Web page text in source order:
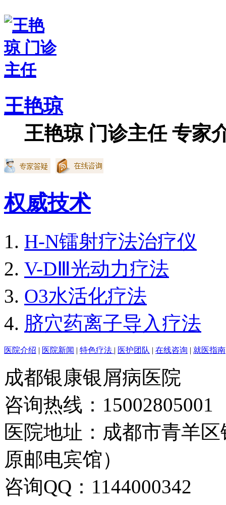
王艳琼
王艳琼 门诊主任 专家
权威技术
H-N镭射疗法治疗仪
V-DⅢ光动力疗法
O3水活化疗法
脐穴药离子导入疗法
医院介绍 | 医院新闻 | 特色疗法 | 医护团队 | 在线咨询 | 就医指南
成都银康银屑病医院
咨询热线：15002805001
医院地址：成都市青羊
原邮电宾馆）
咨询QQ：1144000342